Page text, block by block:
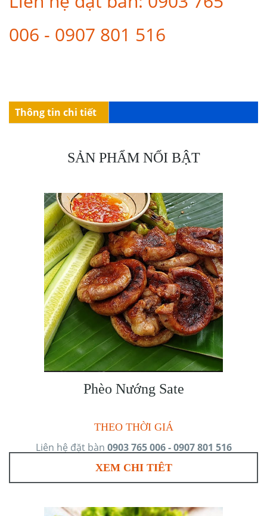
006 - 0907 801 516
Thông tin chi tiết
SẢN PHẨM NỔI BẬT
Phèo Nướng Sate
THEO THỜI GIÁ
Liên hệ đặt bàn 0903 765 006 - 0907 801 516
XEM CHI TIÊT